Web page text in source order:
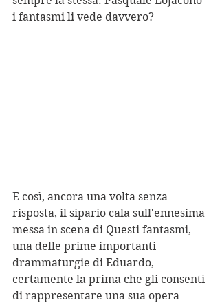
i fantasmi li vede davvero?
E così, ancora una volta senza
risposta, il sipario cala sull'ennesima
messa in scena di Questi fantasmi,
una delle prime importanti
drammaturgie di Eduardo,
certamente la prima che gli consentì
di rappresentare una sua opera